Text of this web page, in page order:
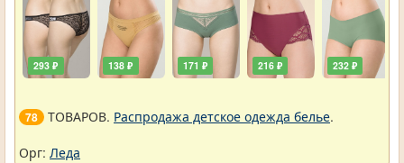
293 ₽ 138 ₽ 171 ₽ 216 ₽ 232 ₽
78 ТОВАРОВ. Распродажа детское одежда белье.
Орг: Леда